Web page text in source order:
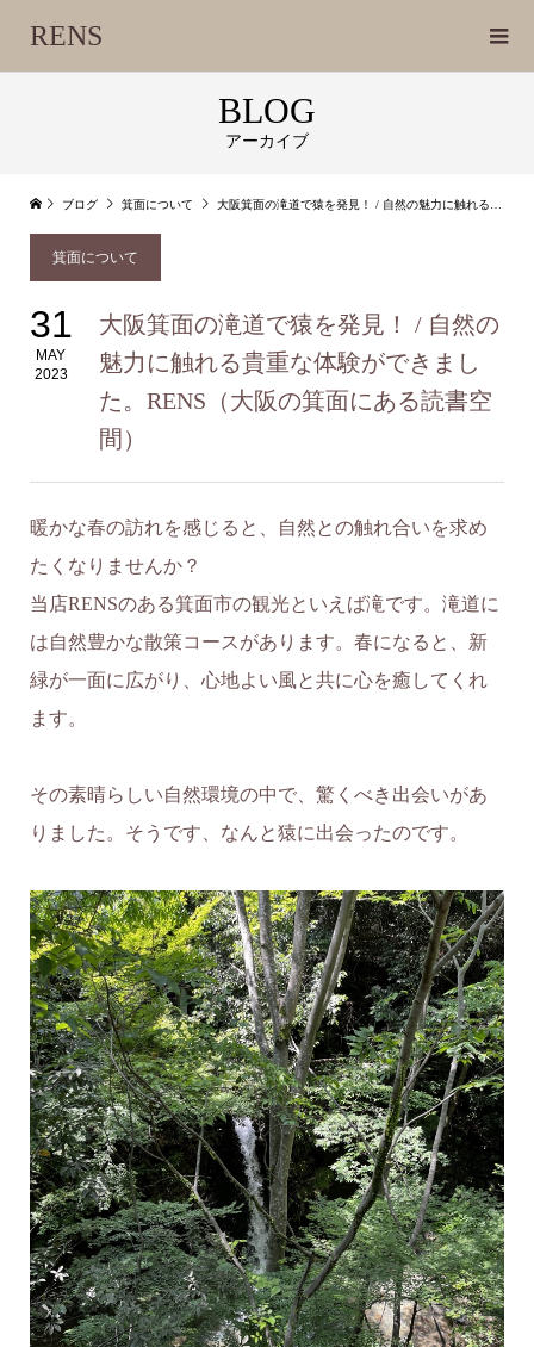
RENS
BLOG
アーカイブ
ブログ 箕面について 大阪箕面の滝道で猿を発見！ / 自然の魅力に触れる貴重な体験ができました。RENS（大阪の箕面にある読書空間）
箕面について
31
MAY
2023
大阪箕面の滝道で猿を発見！ / 自然の
魅力に触れる貴重な体験ができまし
た。RENS（大阪の箕面にある読書空
間）
暖かな春の訪れを感じると、自然との触れ合いを求め
たくなりませんか？
当店RENSのある箕面市の観光といえば滝です。滝道に
は自然豊かな散策コースがあります。春になると、新
緑が一面に広がり、心地よい風と共に心を癒してくれ
ます。
その素晴らしい自然環境の中で、驚くべき出会いがあ
りました。そうです、なんと猿に出会ったのです。